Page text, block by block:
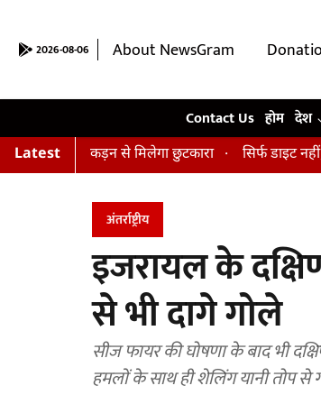
2026-08-06 About NewsGram
Contact Us होम देश
Latest
अकड़न से मिलेगा छुटकारा सिर्फ डाइट नहीं, सही
अंतर्राष्ट्रीय
इजरायल के
से भी दागे गोले
सीज फायर की घोषणा के बाद भी
हमलों के साथ ही शेलिंग यानी तोप से